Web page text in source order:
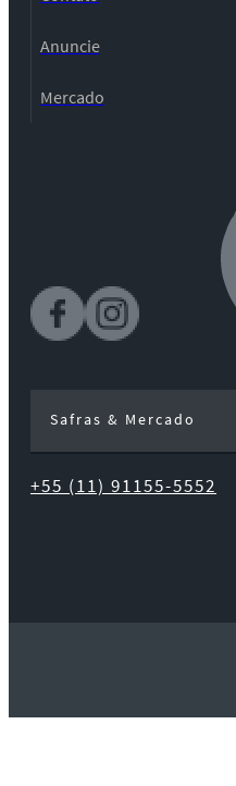
Anuncie
Mercado
Safras & Mercado
+55 (11) 91155-5552